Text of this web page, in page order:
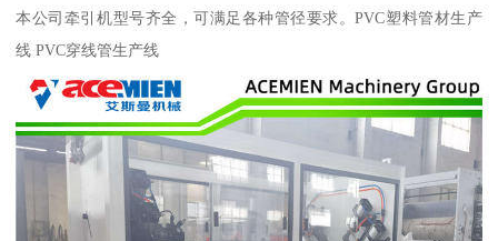
本公司牵引机型号齐全，可满足各种管径要求。PVC塑料管材生产
线 PVC穿线管生产线